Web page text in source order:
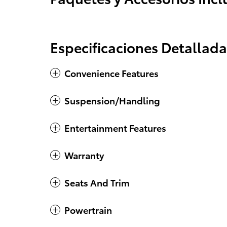
Especificaciones
Convenience Features
Suspension/Handling
Entertainment Features
Warranty
Seats And Trim
Powertrain